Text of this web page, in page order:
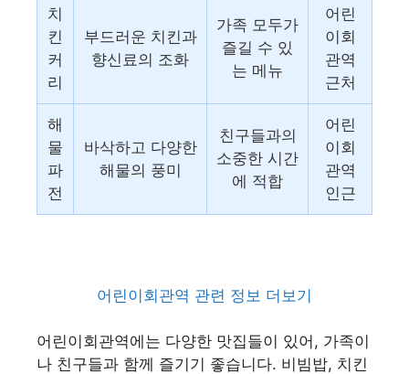
치
킨
커
리
부드러운 치킨과
향신료의 조화
가족 모두가
즐길 수 있
는 메뉴
어린
이회
관역
근처
해
물
파
전
바삭하고 다양한
해물의 풍미
친구들과의
소중한 시간
에 적합
어린
이회
관역
인근
어린이회관역 관련 정보 더보기
어린이회관역에는 다양한 맛집들이 있어, 가족이
나 친구들과 함께 즐기기 좋습니다. 비빔밥, 치킨